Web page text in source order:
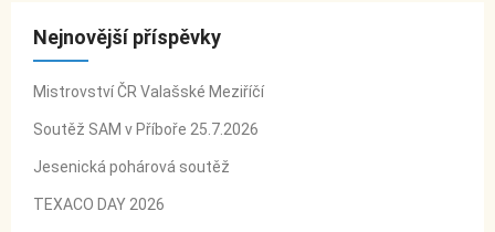
v
y
Nejnovější příspěvky
Mistrovství ČR Valašské Meziříčí
Soutěž SAM v Příboře 25.7.2026
Jesenická pohárová soutěž
TEXACO DAY 2026